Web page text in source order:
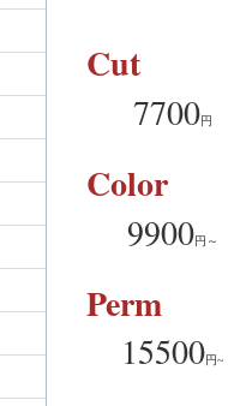
Cut
7700円
Color
9900円～
Perm
15500円~